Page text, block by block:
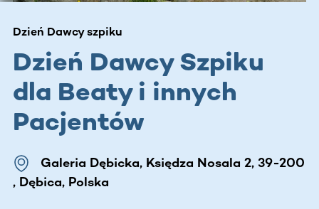
Dzień Dawcy szpiku
Dzień Dawcy Szpiku
dla Beaty i innych
Pacjentów
Galeria Dębicka, Księdza Nosala 2, 39-200
, Dębica, Polska